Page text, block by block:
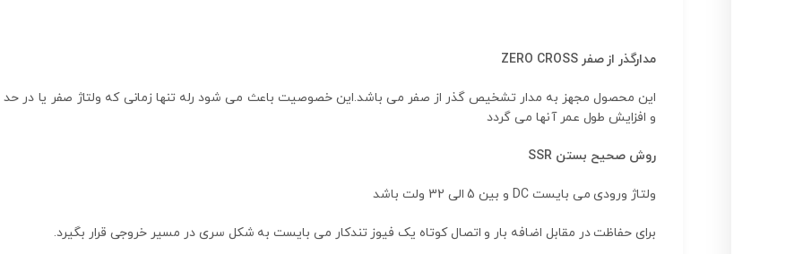
مدارگذر از صفر ZERO CROSS
این محصول مجهز به مدار تشخیص گذر از صفر می باشد.این خصوصیت باعث می شود رله تنها زمانی که ولتاژ صفر یا در
و افزایش طول عمر آنها می گردد
روش صحیح بستن SSR
ولتاژ ورودی می بایست DC و بین 5 الی 32 ولت باشد
برای حفاظت در مقابل اضافه بار و اتصال کوتاه یک فیوز تندکار می بایست به شکل سری در مسیر خروجی قرار بگیرد.